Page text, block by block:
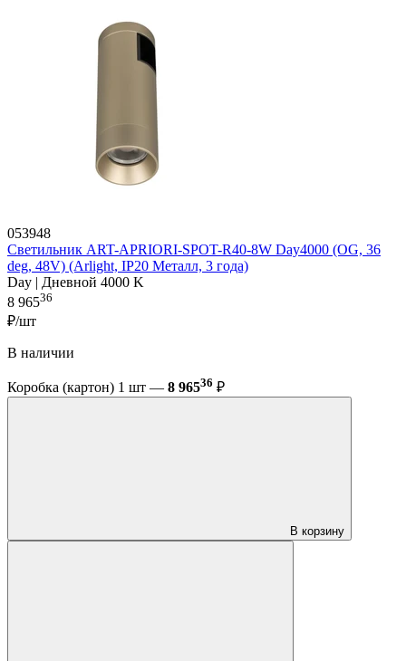
053948
Светильник ART-APRIORI-SPOT-R40-8W Day4000 (OG, 36
deg, 48V) (Arlight, IP20 Металл, 3 года)
Day | Дневной 4000 K
8 96536
₽/шт
В наличии
Коробка (картон) 1 шт — 8 96536 ₽
В корзину